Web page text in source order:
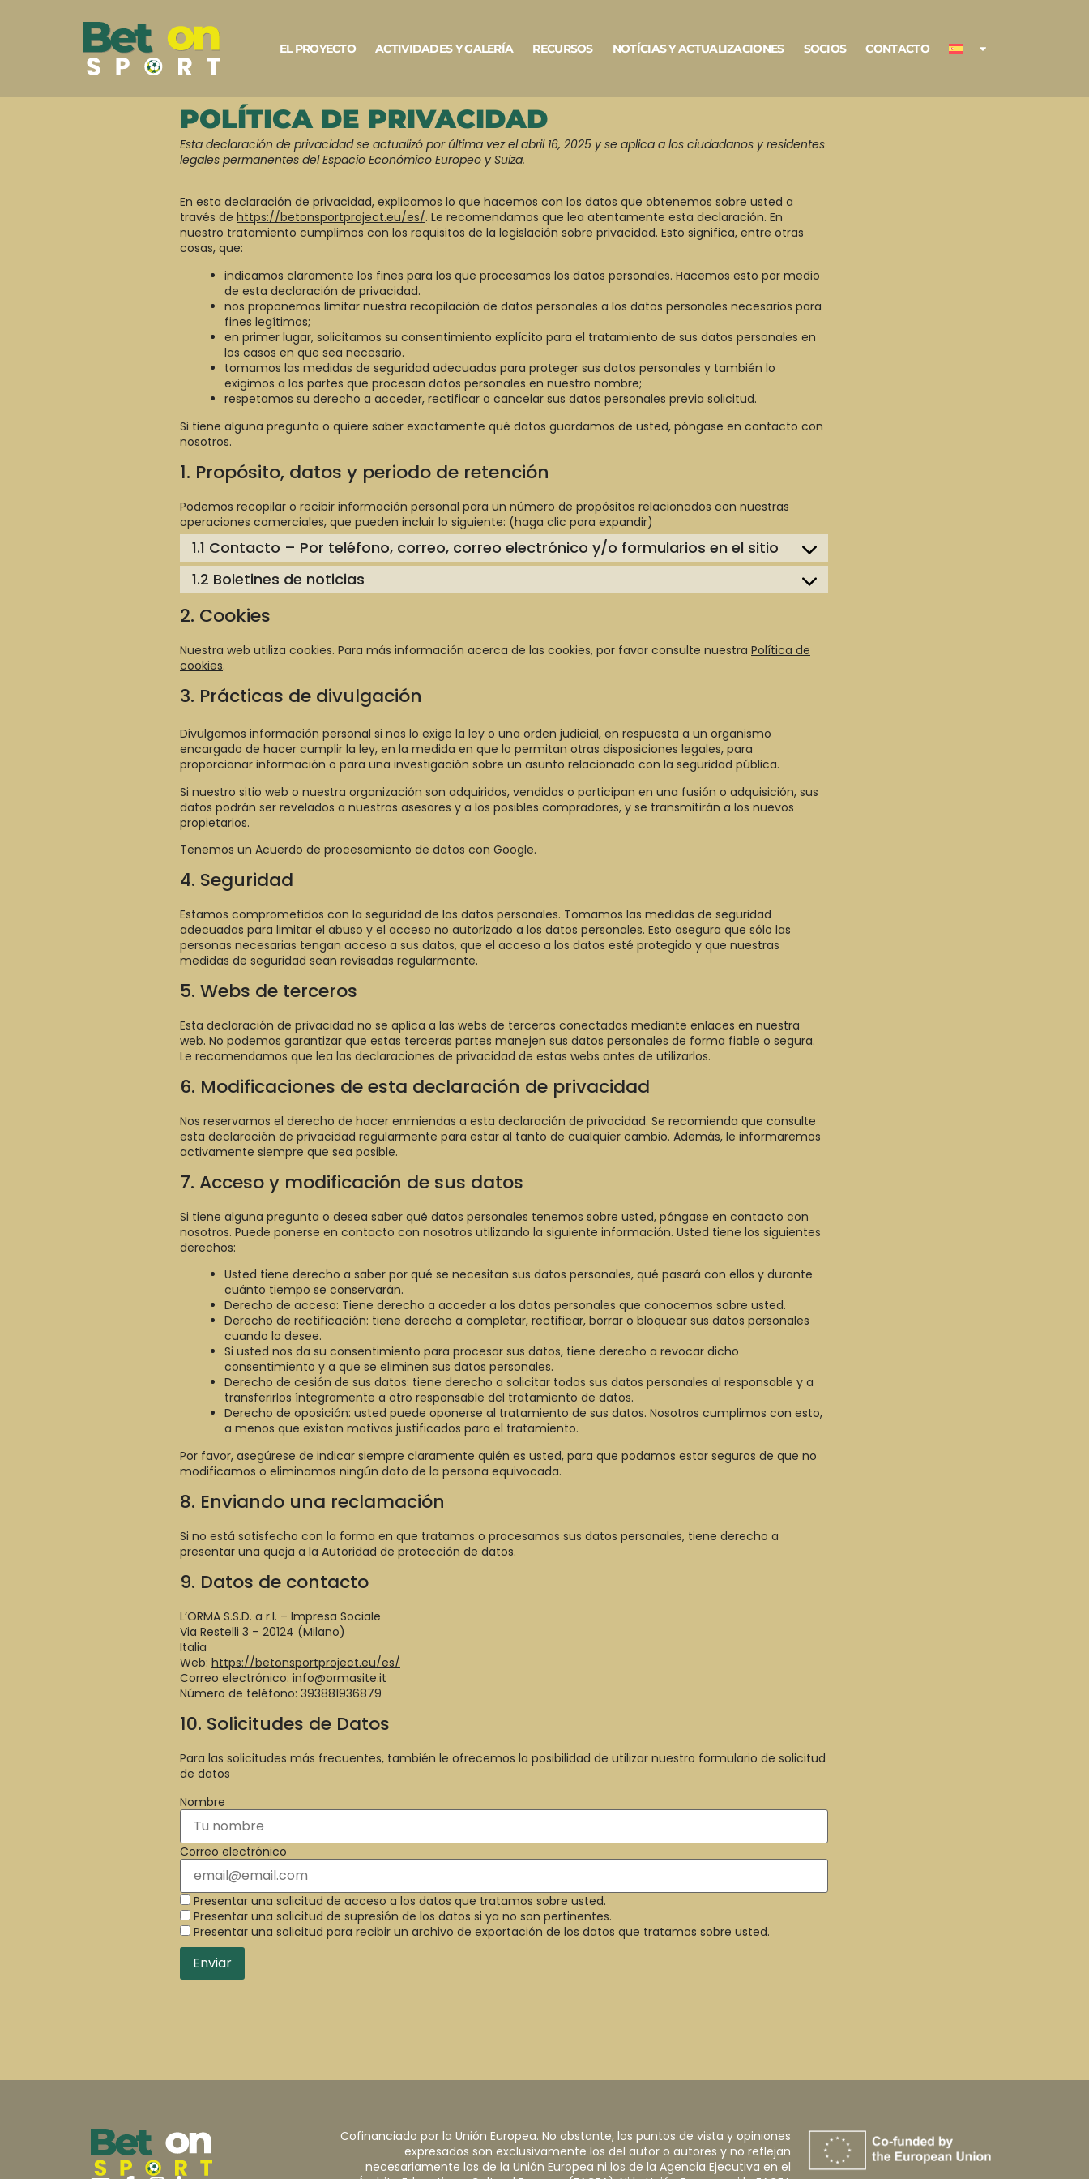
EL PROYECTO ACTIVIDADES Y GALERÍA RECURSOS NOTÍCIAS Y ACTUALIZACIONES SOCIOS CONTACTO
POLÍTICA DE PRIVACIDAD
Esta declaración de privacidad se actualizó por última vez el abril 16, 2025 y se aplica a los ciudadanos y residentes
legales permanentes del Espacio Económico Europeo y Suiza.
En esta declaración de privacidad, explicamos lo que hacemos con los datos que obtenemos sobre usted a
través de https://betonsportproject.eu/es/. Le recomendamos que lea atentamente esta declaración. En
nuestro tratamiento cumplimos con los requisitos de la legislación sobre privacidad. Esto significa, entre otras
cosas, que:
indicamos claramente los fines para los que procesamos los datos personales. Hacemos esto por medio
de esta declaración de privacidad.
nos proponemos limitar nuestra recopilación de datos personales a los datos personales necesarios para
fines legítimos;
en primer lugar, solicitamos su consentimiento explícito para el tratamiento de sus datos personales en
los casos en que sea necesario.
tomamos las medidas de seguridad adecuadas para proteger sus datos personales y también lo
exigimos a las partes que procesan datos personales en nuestro nombre;
respetamos su derecho a acceder, rectificar o cancelar sus datos personales previa solicitud.
Si tiene alguna pregunta o quiere saber exactamente qué datos guardamos de usted, póngase en contacto con
nosotros.
1. Propósito, datos y periodo de retención
Podemos recopilar o recibir información personal para un número de propósitos relacionados con nuestras
operaciones comerciales, que pueden incluir lo siguiente: (haga clic para expandir)
1.1 Contacto – Por teléfono, correo, correo electrónico y/o formularios en el sitio
1.2 Boletines de noticias
2. Cookies
Nuestra web utiliza cookies. Para más información acerca de las cookies, por favor consulte nuestra Política de
cookies.
3. Prácticas de divulgación
Divulgamos información personal si nos lo exige la ley o una orden judicial, en respuesta a un organismo
encargado de hacer cumplir la ley, en la medida en que lo permitan otras disposiciones legales, para
proporcionar información o para una investigación sobre un asunto relacionado con la seguridad pública.
Si nuestro sitio web o nuestra organización son adquiridos, vendidos o participan en una fusión o adquisición, sus
datos podrán ser revelados a nuestros asesores y a los posibles compradores, y se transmitirán a los nuevos
propietarios.
Tenemos un Acuerdo de procesamiento de datos con Google.
4. Seguridad
Estamos comprometidos con la seguridad de los datos personales. Tomamos las medidas de seguridad
adecuadas para limitar el abuso y el acceso no autorizado a los datos personales. Esto asegura que sólo las
personas necesarias tengan acceso a sus datos, que el acceso a los datos esté protegido y que nuestras
medidas de seguridad sean revisadas regularmente.
5. Webs de terceros
Esta declaración de privacidad no se aplica a las webs de terceros conectados mediante enlaces en nuestra
web. No podemos garantizar que estas terceras partes manejen sus datos personales de forma fiable o segura.
Le recomendamos que lea las declaraciones de privacidad de estas webs antes de utilizarlos.
6. Modificaciones de esta declaración de privacidad
Nos reservamos el derecho de hacer enmiendas a esta declaración de privacidad. Se recomienda que consulte
esta declaración de privacidad regularmente para estar al tanto de cualquier cambio. Además, le informaremos
activamente siempre que sea posible.
7. Acceso y modificación de sus datos
Si tiene alguna pregunta o desea saber qué datos personales tenemos sobre usted, póngase en contacto con
nosotros. Puede ponerse en contacto con nosotros utilizando la siguiente información. Usted tiene los siguientes
derechos:
Usted tiene derecho a saber por qué se necesitan sus datos personales, qué pasará con ellos y durante
cuánto tiempo se conservarán.
Derecho de acceso: Tiene derecho a acceder a los datos personales que conocemos sobre usted.
Derecho de rectificación: tiene derecho a completar, rectificar, borrar o bloquear sus datos personales
cuando lo desee.
Si usted nos da su consentimiento para procesar sus datos, tiene derecho a revocar dicho
consentimiento y a que se eliminen sus datos personales.
Derecho de cesión de sus datos: tiene derecho a solicitar todos sus datos personales al responsable y a
transferirlos íntegramente a otro responsable del tratamiento de datos.
Derecho de oposición: usted puede oponerse al tratamiento de sus datos. Nosotros cumplimos con esto,
a menos que existan motivos justificados para el tratamiento.
Por favor, asegúrese de indicar siempre claramente quién es usted, para que podamos estar seguros de que no
modificamos o eliminamos ningún dato de la persona equivocada.
8. Enviando una reclamación
Si no está satisfecho con la forma en que tratamos o procesamos sus datos personales, tiene derecho a
presentar una queja a la Autoridad de protección de datos.
9. Datos de contacto
L’ORMA S.S.D. a r.l. – Impresa Sociale
Via Restelli 3 – 20124 (Milano)
Italia
Web: https://betonsportproject.eu/es/
Correo electrónico: info@ormasite.it
Número de teléfono: 393881936879
10. Solicitudes de Datos
Para las solicitudes más frecuentes, también le ofrecemos la posibilidad de utilizar nuestro formulario de solicitud
de datos
Nombre
Correo electrónico
Presentar una solicitud de acceso a los datos que tratamos sobre usted.
Presentar una solicitud de supresión de los datos si ya no son pertinentes.
Presentar una solicitud para recibir un archivo de exportación de los datos que tratamos sobre usted.
Cofinanciado por la Unión Europea. No obstante, los puntos de vista y opiniones
expresados son exclusivamente los del autor o autores y no reflejan
necesariamente los de la Unión Europea ni los de la Agencia Ejecutiva en el